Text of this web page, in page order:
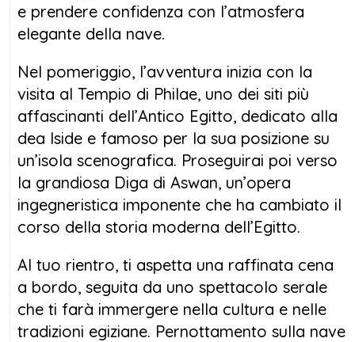
e prendere confidenza con l’atmosfera
elegante della nave.
Nel pomeriggio, l’avventura inizia con la
visita al Tempio di Philae, uno dei siti più
affascinanti dell’Antico Egitto, dedicato alla
dea Iside e famoso per la sua posizione su
un’isola scenografica. Proseguirai poi verso
la grandiosa Diga di Aswan, un’opera
ingegneristica imponente che ha cambiato il
corso della storia moderna dell’Egitto.
Al tuo rientro, ti aspetta una raffinata cena
a bordo, seguita da uno spettacolo serale
che ti farà immergere nella cultura e nelle
tradizioni egiziane. Pernottamento sulla nave